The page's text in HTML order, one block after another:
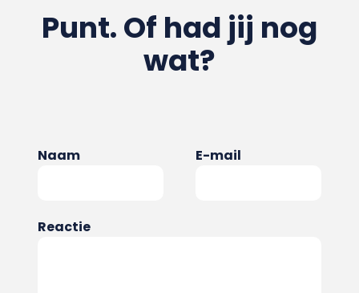
Punt. Of had jij nog
wat?
Naam E-mail
Reactie